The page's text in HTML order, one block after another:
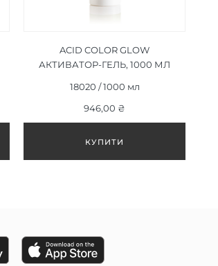
ACID COLOR GLOW
АКТИВАТОР-ГЕЛЬ, 1000 МЛ
18020 / 1000 мл
946,00 ₴